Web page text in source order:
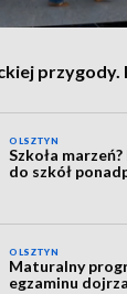
OLSZTYN
Szkoła
do szkół
OLSZTYN
Maturalny
egzaminu